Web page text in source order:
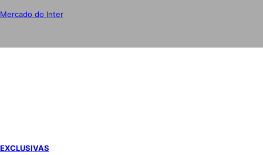
Mercado do Inter
EXCLUSIVAS